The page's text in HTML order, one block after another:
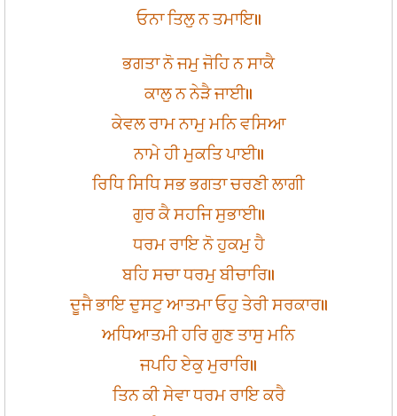
ਓਨਾ ਤਿਲੁ ਨ ਤਮਾਇ॥
ਭਗਤਾ ਨੋ ਜਮੁ ਜੋਹਿ ਨ ਸਾਕੈ
ਕਾਲੁ ਨ ਨੇੜੈ ਜਾਈ॥
ਕੇਵਲ ਰਾਮ ਨਾਮੁ ਮਨਿ ਵਸਿਆ
ਨਾਮੇ ਹੀ ਮੁਕਤਿ ਪਾਈ॥
ਰਿਧਿ ਸਿਧਿ ਸਭ ਭਗਤਾ ਚਰਣੀ ਲਾਗੀ
ਗੁਰ ਕੈ ਸਹਜਿ ਸੁਭਾਈ॥
ਧਰਮ ਰਾਇ ਨੋ ਹੁਕਮੁ ਹੈ
ਬਹਿ ਸਚਾ ਧਰਮੁ ਬੀਚਾਰਿ॥
ਦੂਜੈ ਭਾਇ ਦੁਸਟੁ ਆਤਮਾ ਓਹੁ ਤੇਰੀ ਸਰਕਾਰ॥
ਅਧਿਆਤਮੀ ਹਰਿ ਗੁਣ ਤਾਸੁ ਮਨਿ
ਜਪਹਿ ਏਕੁ ਮੁਰਾਰਿ॥
ਤਿਨ ਕੀ ਸੇਵਾ ਧਰਮ ਰਾਇ ਕਰੈ